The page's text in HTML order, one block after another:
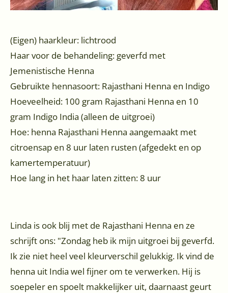
(Eigen) haarkleur: lichtrood
Haar voor de behandeling: geverfd met
Jemenistische Henna
Gebruikte hennasoort: Rajasthani Henna en Indigo
Hoeveelheid: 100 gram Rajasthani Henna en 10
gram Indigo India (alleen de uitgroei)
Hoe: henna Rajasthani Henna aangemaakt met
citroensap en 8 uur laten rusten (afgedekt en op
kamertemperatuur)
Hoe lang in het haar laten zitten: 8 uur
Linda is ook blij met de Rajasthani Henna en ze
schrijft ons: "Zondag heb ik mijn uitgroei bij geverfd.
Ik zie niet heel veel kleurverschil gelukkig. Ik vind de
henna uit India wel fijner om te verwerken. Hij is
soepeler en spoelt makkelijker uit, daarnaast geurt